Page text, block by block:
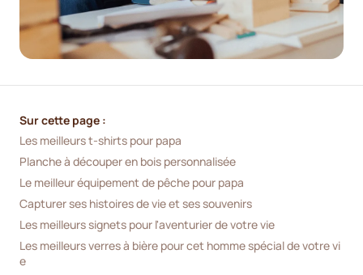
Sur cette page :
Les meilleurs t-shirts pour papa
Planche à découper en bois personnalisée
Le meilleur équipement de pêche pour papa
Capturer ses histoires de vie et ses souvenirs
Les meilleurs signets pour l'aventurier de votre vie
Les meilleurs verres à bière pour cet homme spécial de votre vi
e